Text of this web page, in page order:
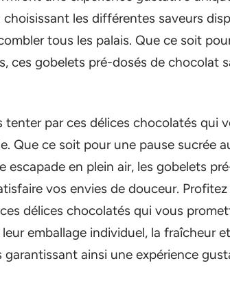
les différentes saveurs
tous les palais. Que ce soit
ces gobelets pré-dosés de chocolat
tenter par ces délices chocolatés qui
Que ce soit pour une pause sucrée
escapade en plein air, les gobelets
vos envies de douceur.
délices chocolatés qui vous
emballage individuel, la fraîcheur
ainsi une expérience